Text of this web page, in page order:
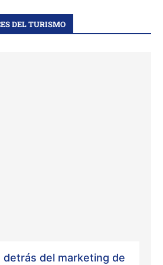
DEL TURISMO
detrás del marketing de